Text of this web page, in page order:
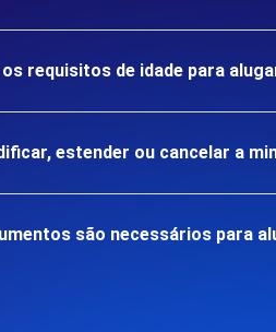
requisitos de idade para
estender ou cancelar a
são necessários para